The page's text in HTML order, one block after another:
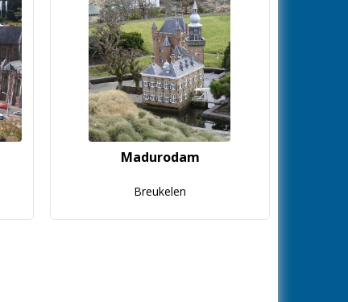
Madurodam
Breukelen